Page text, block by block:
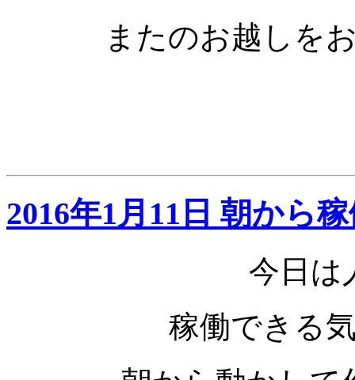
またのお越しを
2016年1月11日 朝から
今日は
稼働できる